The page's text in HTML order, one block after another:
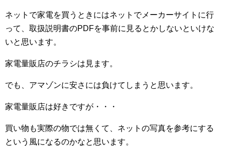
ネットで家電を買うときにはネットでメーカーサイトに行
って、取扱説明書のPDFを事前に見るとかしないといけな
いと思います。
家電量販店のチラシは見ます。
でも、アマゾンに安さには負けてしまうと思います。
家電量販店は好きですが・・・
買い物も実際の物では無くて、ネットの写真を参考にする
という風になるのかなと思います。